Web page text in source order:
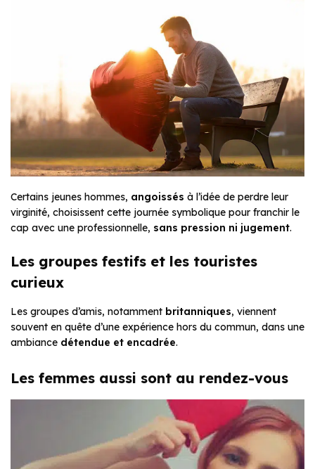
Certains jeunes hommes, angoissés à l’idée de perdre leur
virginité, choisissent cette journée symbolique pour franchir le
cap avec une professionnelle, sans pression ni jugement.
Les groupes festifs et les touristes
curieux
Les groupes d’amis, notamment britanniques, viennent
souvent en quête d’une expérience hors du commun, dans une
ambiance détendue et encadrée.
Les femmes aussi sont au rendez-vous